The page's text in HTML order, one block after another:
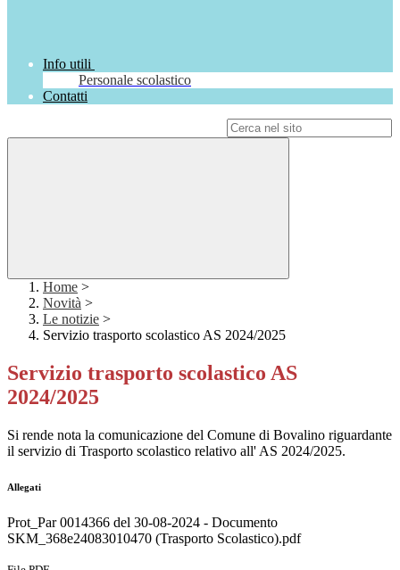
Info utili
Personale scolastico
Contatti
Home >
Novità >
Le notizie >
Servizio trasporto scolastico AS 2024/2025
Servizio trasporto scolastico AS
2024/2025
Si rende nota la comunicazione del Comune di Bovalino riguardante
il servizio di Trasporto scolastico relativo all' AS 2024/2025.
Allegati
Prot_Par 0014366 del 30-08-2024 - Documento
SKM_368e24083010470 (Trasporto Scolastico).pdf